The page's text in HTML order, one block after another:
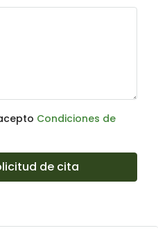
Condiciones de
de cita